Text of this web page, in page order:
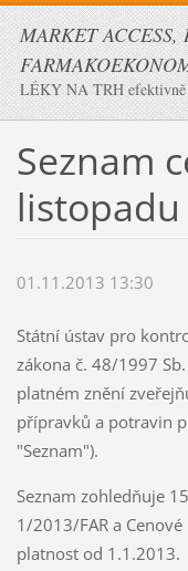
MARKET ACCESS,
LÉKY NA TRH
Seznam
listopadu
01.11.2013 13:30
Státní ústav pro
zákona č. 48/1997
platném znění
přípravků a potravin
"Seznam").
Seznam zohledňuje
1/2013/FAR a
platnost od 1.1.2013.